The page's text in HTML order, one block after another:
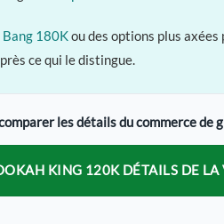
Bang 180Kou des options plus axées
ce qui le distingue.
les détails du commerce de
KING 120K DÉTAILS DE LA